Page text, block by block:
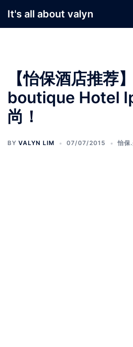
It's all about valyn
【怡保酒店推荐
boutique Hotel
尚！
BY VALYN LIM 07/07/2015 怡保